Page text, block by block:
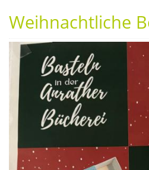
Weihnachtliche